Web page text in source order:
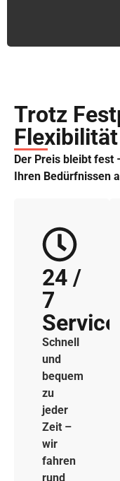
Trotz
Flexibilität
Der Preis bleibt fest
Ihren Bedürfnissen
24 /
7
Service
Schnell
und
bequem
zu
jeder
Zeit –
wir
fahren
rund